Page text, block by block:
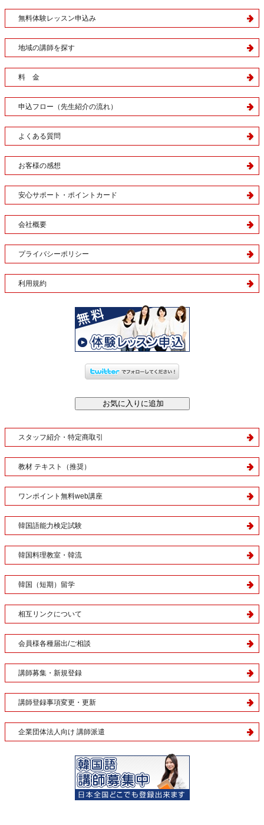
無料体験レッスン申込み
地域の講師を探す
料 金
申込フロー（先生紹介の流れ）
よくある質問
お客様の感想
安心サポート・ポイントカード
会社概要
プライバシーポリシー
利用規約
スタッフ紹介・特定商取引
教材 テキスト（推奨）
ワンポイント無料web講座
韓国語能力検定試験
韓国料理教室・韓流
韓国（短期）留学
相互リンクについて
会員様各種届出/ご相談
講師募集・新規登録
講師登録事項変更・更新
企業団体法人向け 講師派遣